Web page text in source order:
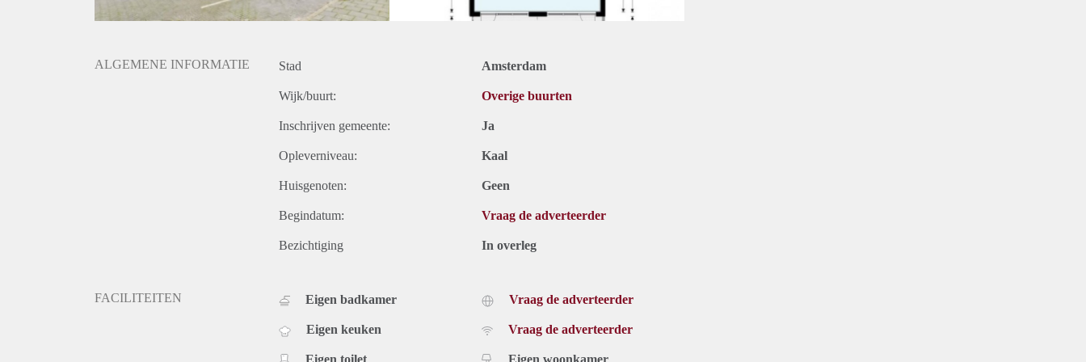
ALGEMENE INFORMATIE Stad Amsterdam
Wijk/buurt: Overige buurten
Inschrijven gemeente: Ja
Opleverniveau: Kaal
Huisgenoten: Geen
Begindatum: Vraag de adverteerder
Bezichtiging In overleg
FACILITEITEN Eigen badkamer
Eigen keuken
Vraag de adverteerder
Vraag de adverteerder